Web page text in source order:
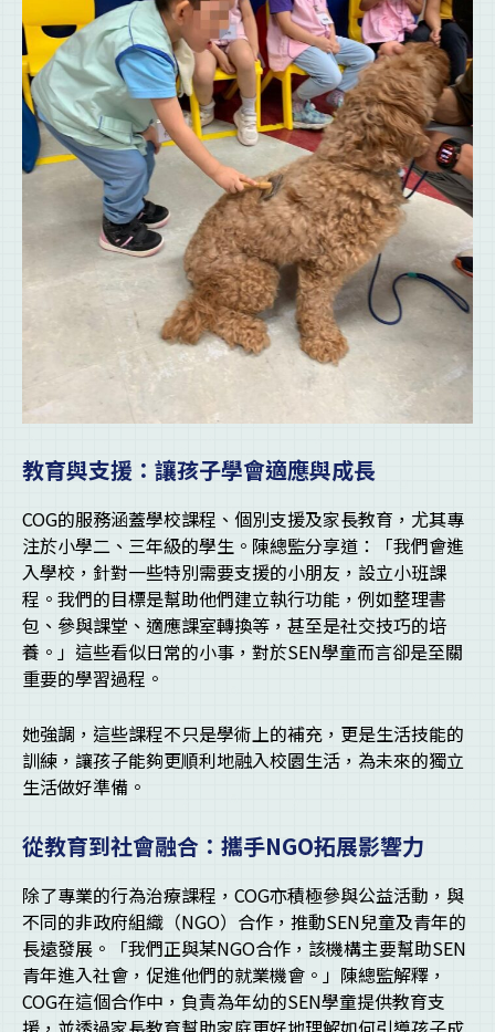
教育與支援：讓孩子學會適應與成長
COG的服務涵蓋學校課程、個別支援及家長教育，尤其專
注於小學二、三年級的學生。陳總監分享道：「我們會進
入學校，針對一些特別需要支援的小朋友，設立小班課
程。我們的目標是幫助他們建立執行功能，例如整理書
包、參與課堂、適應課室轉換等，甚至是社交技巧的培
養。」這些看似日常的小事，對於SEN學童而言卻是至關
重要的學習過程。
她強調，這些課程不只是學術上的補充，更是生活技能的
訓練，讓孩子能夠更順利地融入校園生活，為未來的獨立
生活做好準備。
從教育到社會融合：攜手NGO拓展影響力
除了專業的行為治療課程，COG亦積極參與公益活動，與
不同的非政府組織（NGO）合作，推動SEN兒童及青年的
長遠發展。「我們正與某NGO合作，該機構主要幫助SEN
青年進入社會，促進他們的就業機會。」陳總監解釋，
COG在這個合作中，負責為年幼的SEN學童提供教育支